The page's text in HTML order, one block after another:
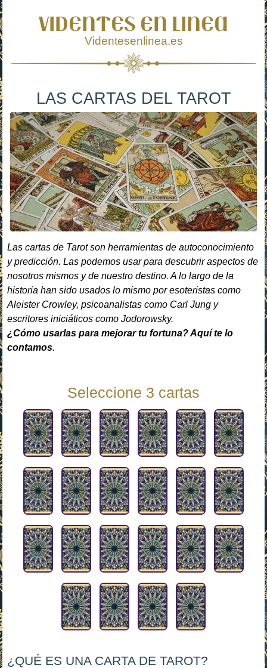
VIDENTES EN LINEA
Videntesenlinea.es
LAS CARTAS DEL TAROT
Las cartas de Tarot son herramientas de autoconocimiento
y predicción. Las podemos usar para descubrir aspectos de
nosotros mismos y de nuestro destino. A lo largo de la
historia han sido usados lo mismo por esoteristas como
Aleister Crowley, psicoanalistas como Carl Jung y
escritores iniciáticos como Jodorowsky.
¿Cómo usarlas para mejorar tu fortuna? Aquí te lo
contamos.
Seleccione 3 cartas
¿QUÉ ES UNA CARTA DE TAROT?